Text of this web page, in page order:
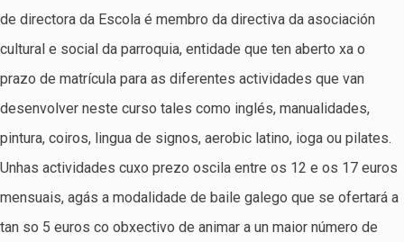
de directora da Escola é membro da directiva da asociación
cultural e social da parroquia, entidade que ten aberto xa o
prazo de matrícula para as diferentes actividades que van
desenvolver neste curso tales como inglés, manualidades,
pintura, coiros, lingua de signos, aerobic latino, ioga ou pilates.
Unhas actividades cuxo prezo oscila entre os 12 e os 17 euros
mensuais, agás a modalidade de baile galego que se ofertará a
tan so 5 euros co obxectivo de animar a un maior número de